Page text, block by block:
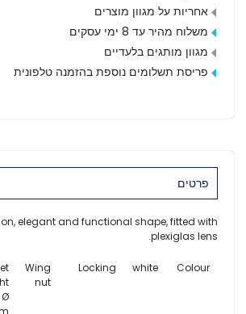
אחריות על מגוון מוצרים
משלוח מהיר עד 8 ימי עסקים
מגוון מותגים בלעדיים
פריסת תשלומים נוספת בהזמנה טלפונית
פרטים
elegant and functional shape, fitted with
plexiglas lens.
Colour
Locking
Wing
nut
Ø